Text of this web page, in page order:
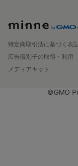
特定商取引法に基づく表
広告識別子の取得・利用
メディアキット
©GMO